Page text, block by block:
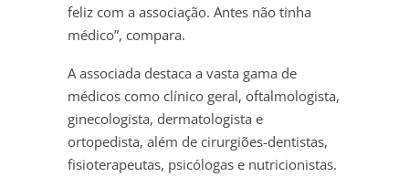
feliz com a associação. Antes não tinha
médico”, compara.
A associada destaca a vasta gama de
médicos como clínico geral, oftalmologista,
ginecologista, dermatologista e
ortopedista, além de cirurgiões-dentistas,
fisioterapeutas, psicólogas e nutricionistas.